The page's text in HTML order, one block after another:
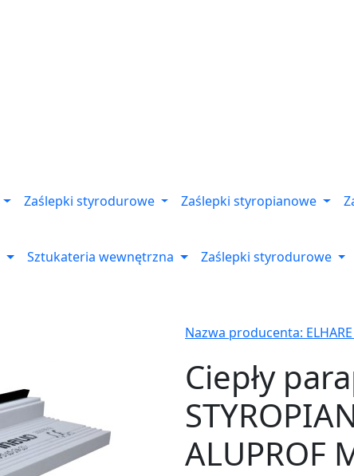
Zaślepki styrodurowe Zaślepki styropianowe
Sztukateria wewnętrzna Zaślepki styrodurowe
Nazwa producenta: ELHARE
Ciepły
ALUPROF